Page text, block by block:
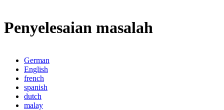
Penyelesaian masalah
German
English
french
spanish
dutch
malay